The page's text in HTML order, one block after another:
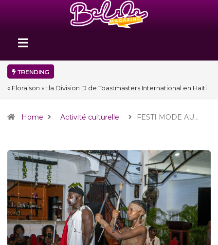
TRENDING
« Floraison » : la Division D de Toastmasters International en Haïti
Home Activité culturelle FESTI MODE AU…